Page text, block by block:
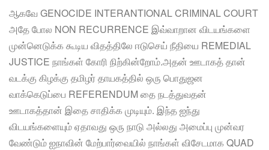
ஆகவே GENOCIDE INTERANTIONAL CRIMINAL COURT
அதே போல NON RECURRENCE இவ்வாறான விடயங்களை
முன்னெடுக்க கூடிய விதத்திலே ஈடுசெய் நீதியை REMEDIAL
JUSTICE நாங்கள் கோரி நிற்கின்றோம்.அதன் ஊடாகத் தான்
வடக்கு கிழக்கு தமிழர் தாயகத்தில் ஒரு பொதுஜன
வாக்கெடுப்பை REFERENDUM தை நடத்துவதன்
ஊடாகத்தான் இதை சாதிக்க முடியும். இந்த ஐந்து
விடயங்களையும் ஏதாவது ஒரு நாடு அல்லது அமைப்பு முன்வர
வேண்டும் ஐநாவின் மேற்பார்வையில் நாங்கள் விசேடமாக QUAD